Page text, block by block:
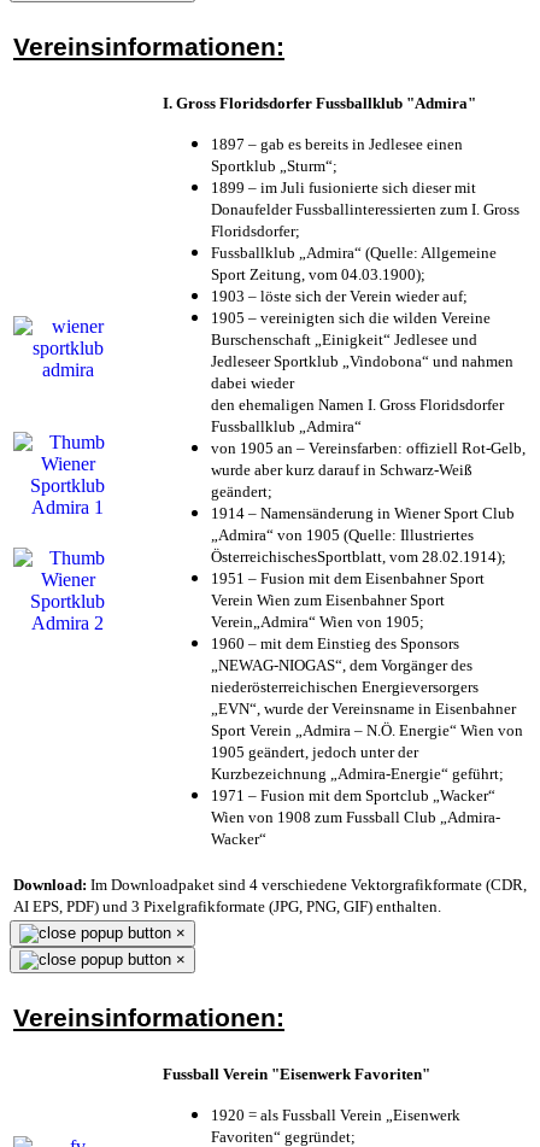
Vereinsinformationen:
I. Gross Floridsdorfer Fussballklub "Admira"
1897 – gab es bereits in Jedlesee einen
Sportklub „Sturm“;
1899 – im Juli fusionierte sich dieser mit
Donaufelder Fussballinteressierten zum I. Gross
Floridsdorfer;
Fussballklub „Admira“ (Quelle: Allgemeine
Sport Zeitung, vom 04.03.1900);
1903 – löste sich der Verein wieder auf;
1905 – vereinigten sich die wilden Vereine
Burschenschaft „Einigkeit“ Jedlesee und
Jedleseer Sportklub „Vindobona“ und nahmen
dabei wieder
den ehemaligen Namen I. Gross Floridsdorfer
Fussballklub „Admira“
von 1905 an – Vereinsfarben: offiziell Rot-Gelb,
wurde aber kurz darauf in Schwarz-Weiß
geändert;
1914 – Namensänderung in Wiener Sport Club
„Admira“ von 1905 (Quelle: Illustriertes
ÖsterreichischesSportblatt, vom 28.02.1914);
1951 – Fusion mit dem Eisenbahner Sport
Verein Wien zum Eisenbahner Sport
Verein„Admira“ Wien von 1905;
1960 – mit dem Einstieg des Sponsors
„NEWAG-NIOGAS“, dem Vorgänger des
niederösterreichischen Energieversorgers
„EVN“, wurde der Vereinsname in Eisenbahner
Sport Verein „Admira – N.Ö. Energie“ Wien von
1905 geändert, jedoch unter der
Kurzbezeichnung „Admira-Energie“ geführt;
1971 – Fusion mit dem Sportclub „Wacker“
Wien von 1908 zum Fussball Club „Admira-
Wacker“
Download: Im Downloadpaket sind 4 verschiedene Vektorgrafikformate (CDR,
AI EPS, PDF) und 3 Pixelgrafikformate (JPG, PNG, GIF) enthalten.
×
×
Vereinsinformationen:
Fussball Verein "Eisenwerk Favoriten"
1920 = als Fussball Verein „Eisenwerk
Favoriten“ gegründet;